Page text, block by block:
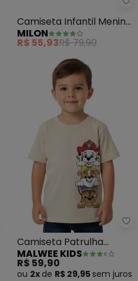
Camiseta Infantil Menino
Básica (Bege)
MILON
R$ 55,93R$ 79,90
- Conjunto Infantil
Camiseta Patrulha
Canina® em Malha
(Bege)
MALWEE KIDS
R$ 59,90
ou 2x de R$ 29,95 sem juros